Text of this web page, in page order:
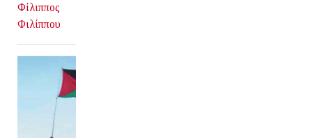
Φίλιππος
Φιλίππου